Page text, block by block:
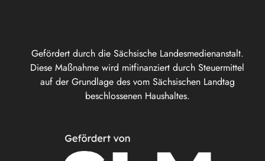
Gefördert durch die Sächsische Landesmedienanstalt.
Diese Maßnahme wird mitfinanziert durch Steuermittel
auf der Grundlage des vom Sächsischen Landtag
beschlossenen Haushaltes.